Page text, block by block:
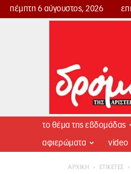
πέμπτη 6 αύγουστος, 2026
Δρόμος
το θέμα της εβδομάδας
αφιερώματα video
ΑΡΧΙΚΉ ΕΤΙΚΈΤΕΣ